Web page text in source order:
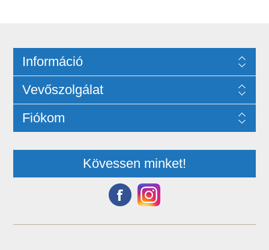
Információ
Vevőszolgálat
Fiókom
Kövessen minket!